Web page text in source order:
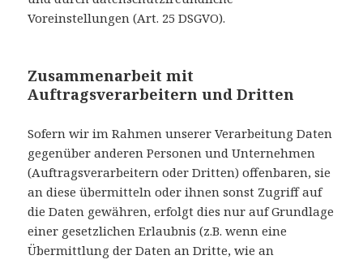
Voreinstellungen (Art. 25 DSGVO).
Zusammenarbeit mit
Auftragsverarbeitern und Dritten
Sofern wir im Rahmen unserer Verarbeitung Daten
gegenüber anderen Personen und Unternehmen
(Auftragsverarbeitern oder Dritten) offenbaren, sie
an diese übermitteln oder ihnen sonst Zugriff auf
die Daten gewähren, erfolgt dies nur auf Grundlage
einer gesetzlichen Erlaubnis (z.B. wenn eine
Übermittlung der Daten an Dritte, wie an